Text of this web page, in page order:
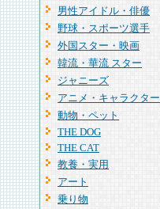
男性アイドル・俳優
野球・スポーツ選手
外国スター・映画
韓流・華流 スター
ジャニーズ
アニメ・キャラクター
動物・ペット
THE DOG
THE CAT
教養・実用
アート
乗り物